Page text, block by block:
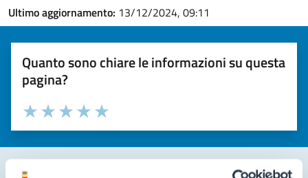
Ultimo aggiornamento: 13/12/2024, 09:11
Quanto sono chiare le informazioni su questa
pagina?
Valuta la chiarezza delle informazioni (da 1 a 5 stelle)
Seleziona il numero di stelle per valutare la chiarezza delle
Valuta 5 stelle su 5
Valuta 4 stelle su 5
Valuta 3 stelle su 5
Valuta 2 stelle su 5
Valuta 1 stelle su 5